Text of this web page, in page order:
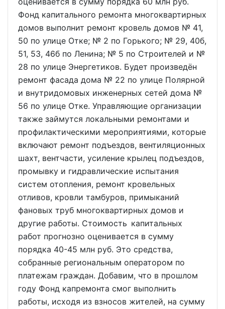
Фонд капитального ремонта многоквартирных
домов выполнит ремонт кровель домов № 41,
50 по улице Отке; № 2 по Горького; № 29, 40б,
51, 53, 46б по Ленина; № 5 по Строителей и №
28 по улице Энергетиков. Будет произведён
ремонт фасада дома № 22 по улице Полярной
и внутридомовых инженерных сетей дома №
56 по улице Отке. Управляющие организации
также займутся локальными ремонтами и
профилактическими мероприятиями, которые
включают ремонт подъездов, вентиляционных
шахт, вентчасти, усиление крылец подъездов,
промывку и гидравлические испытания
систем отопления, ремонт кровельных
отливов, кровли тамбуров, примыканий
фановых труб многоквартирных домов и
другие работы. Стоимость капитальных
работ прогнозно оценивается в сумму
порядка 40-45 млн руб. Это средства,
собранные региональным оператором по
платежам граждан. Добавим, что в прошлом
году Фонд капремонта смог выполнить
работы, исходя из взносов жителей, на сумму